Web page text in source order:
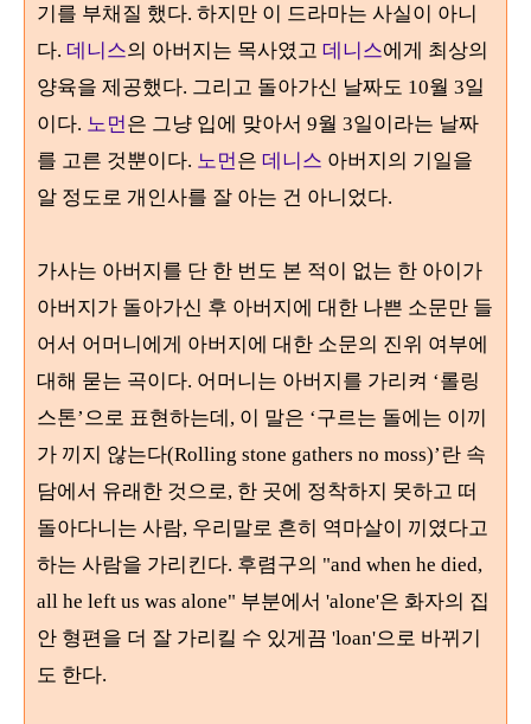
기를 부채질 했다. 하지만 이 드라마는 사실이 아니
다. 데니스의 아버지는 목사였고 데니스에게 최상의
양육을 제공했다. 그리고 돌아가신 날짜도 10월 3일
이다. 노먼 은 그냥 입에 맞아서 9월 3일이라는 날짜
를 고른 것뿐이다. 노먼 은 데니스 아버지의 기일을
알 정도로 개인사를 잘 아는 건 아니었다.
가사는 아버지를 단 한 번도 본 적이 없는 한 아이가
아버지가 돌아가신 후 아버지에 대한 나쁜 소문만 들
어서 어머니에게 아버지에 대한 소문의 진위 여부에
대해 묻는 곡이다. 어머니는 아버지를 가리켜 ‘롤링
스톤’ 으로 표현하는데 , 이 말은 ‘구르는 돌에는 이끼
가 끼지 않는다(Rolling stone gathers no moss)’ 란 속
담에서 유래한 것으로, 한 곳에 정착하지 못하고 떠
돌아다니는 사람, 우리말로 흔히 역마살이 끼였다고
하는 사람을 가리킨다. 후렴구의 "and when he died,
all he left us was alone" 부분에서 'alone'은 화자의 집
안 형편을 더 잘 가리킬 수 있게끔 'loan'으로 바뀌기
도 한다.